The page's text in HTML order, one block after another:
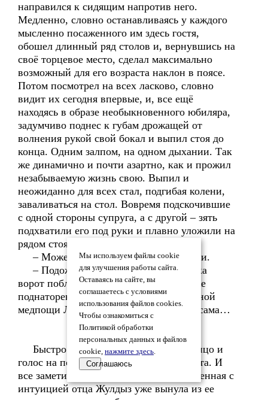
направился к сидящим напротив него.
Медленно, словно останавливаясь у каждого
мысленно посаженного им здесь гостя,
обошел длинный ряд столов и, вернувшись на
своё торцевое место, сделал максимально
возможный для его возраста наклон в поясе.
Потом посмотрел на всех ласково, словно
видит их сегодня впервые, и, все ещё
находясь в образе необыкновенного юбиляра,
задумчиво поднес к губам дрожащей от
волнения рукой свой бокал и выпил стоя до
конца. Одним залпом, на одном дыхании. Так
же динамично и почти азартно, как и прожил
незабываемую жизнь свою. Выпил и
неожиданно для всех стал, подгибая колени,
заваливаться на стол. Вовремя подскочившие
с одной стороны супруга, а с другой – зять
подхватили его под руки и плавно уложили на
рядом стоящий у стенки диванчик.
– Может, «скорую»? – шепнул Вилли.
– Подожди, – освобождая от галстука
ворот побледневшего мужа, сказала уже
поднаторевшая в оказании ему первичной
медпощи Лина Ивановна. – Сначала я сама…
Быстро протестировала его глаза, лицо и
голос на показания возможного инсульта. И
все заметили, что повеселела. А врожденная с
интуицией отца Жулдыз уже вынула из ее
Мы используем файлы cookie
для улучшения работы сайта.
Оставаясь на сайте, вы
соглашаетесь с условиями
использования файлов cookies.
Чтобы ознакомиться с
Политикой обработки
персональных данных и файлов
cookie, нажмите здесь.
Соглашаюсь